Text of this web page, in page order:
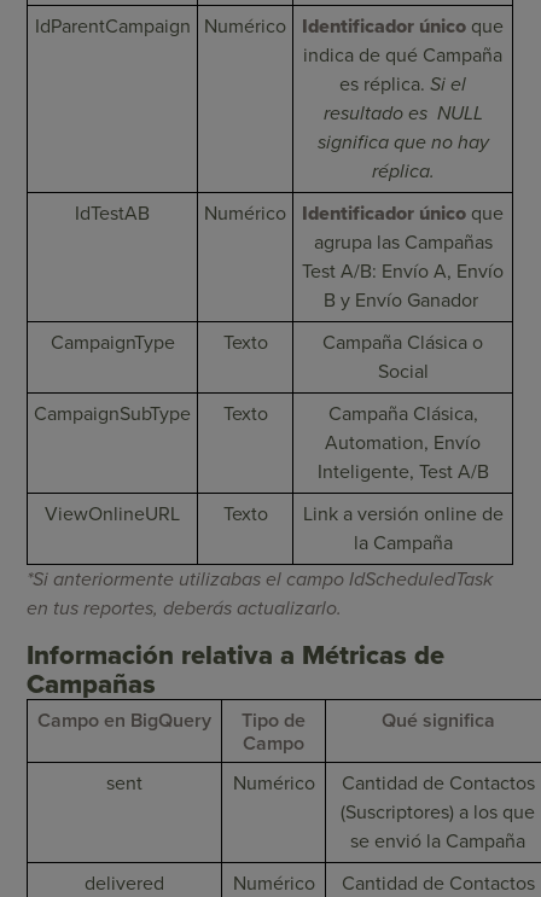
IdParentCampaign
Numérico Identificador único que
indica de qué Campaña
es réplica.Si el
resultado es NULL
significa que no hay
réplica.
IdTestAB
Numérico Identificador único que
agrupa las Campañas
Test A/B: Envío A, Envío
B y Envío Ganador
CampaignType
Texto
Campaña Clásica o
Social
CampaignSubType
Texto
Campaña Clásica,
Automation, Envío
Inteligente, Test A/B
ViewOnlineURL
Texto
Link a versión online de
la Campaña
*Si anteriormente utilizabas el campo IdScheduledTask
en tus reportes, deberás actualizarlo.
Información relativa a Métricas de
Campañas
Campo en BigQuery
Tipo de
Campo
Qué significa
sent Numérico
Cantidad de Contactos
(Suscriptores) a los que
se envió la Campaña
delivered
Numérico
Cantidad de Contactos